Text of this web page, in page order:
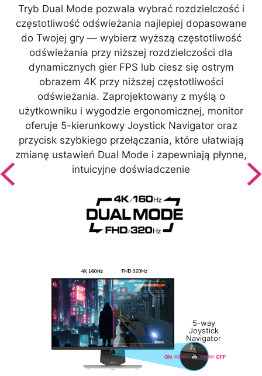
Tryb Dual Mode pozwala wybrać rozdzielczość i
częstotliwość odświeżania najlepiej dopasowane
do Twojej gry — wybierz wyższą częstotliwość
odświeżania przy niższej rozdzielczości dla
dynamicznych gier FPS lub ciesz się ostrym
obrazem 4K przy niższej częstotliwości
odświeżania. Zaprojektowany z myślą o
użytkowniku i wygodzie ergonomicznej, monitor
oferuje 5-kierunkowy Joystick Navigator oraz
przycisk szybkiego przełączania, które ułatwiają
zmianę ustawień Dual Mode i zapewniają płynne,
intuicyjne doświadczenie
5-way
Joystick
Navigator